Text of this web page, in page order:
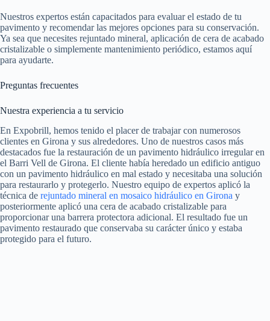
Nuestros expertos están capacitados para evaluar el estado de tu
pavimento y recomendar las mejores opciones para su conservación.
Ya sea que necesites rejuntado mineral, aplicación de cera de acabado
cristalizable o simplemente mantenimiento periódico, estamos aquí
para ayudarte.
Preguntas frecuentes
Nuestra experiencia a tu servicio
En Expobrill, hemos tenido el placer de trabajar con numerosos
clientes en Girona y sus alrededores. Uno de nuestros casos más
destacados fue la restauración de un pavimento hidráulico irregular en
el Barri Vell de Girona. El cliente había heredado un edificio antiguo
con un pavimento hidráulico en mal estado y necesitaba una solución
para restaurarlo y protegerlo. Nuestro equipo de expertos aplicó la
técnica de rejuntado mineral en mosaico hidráulico en Girona y
posteriormente aplicó una cera de acabado cristalizable para
proporcionar una barrera protectora adicional. El resultado fue un
pavimento restaurado que conservaba su carácter único y estaba
protegido para el futuro.